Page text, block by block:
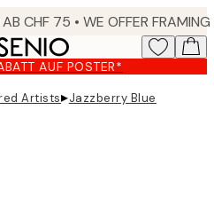
AUF POSTER*
Artists▸Jazzberry Blue